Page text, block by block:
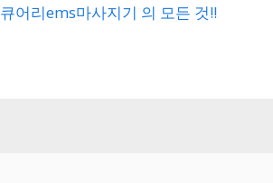
큐어리ems마사지기 의 모든 것!!